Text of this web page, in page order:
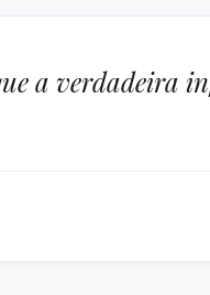
a verdadeira